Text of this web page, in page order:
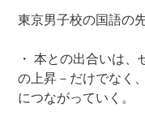
東京男子校の国語の
・ 本との出合いは
の上昇－だけでなく
につながっていく。